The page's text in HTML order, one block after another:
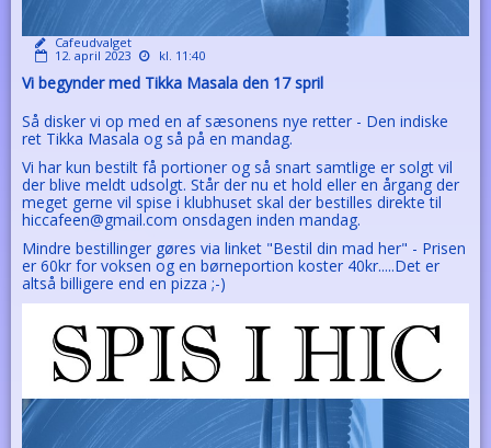
Cafeudvalget
12. april 2023
kl. 11:40
Vi begynder med Tikka Masala den 17 spril
Så disker vi op med en af sæsonens nye retter - Den indiske
ret Tikka Masala og så på en mandag.
Vi har kun bestilt få portioner og så snart samtlige er solgt vil
der blive meldt udsolgt. Står der nu et hold eller en årgang der
meget gerne vil spise i klubhuset skal der bestilles direkte til
hiccafeen@gmail.com onsdagen inden mandag.
Mindre bestillinger gøres via linket "Bestil din mad her" - Prisen
er 60kr for voksen og en børneportion koster 40kr.....Det er
altså billigere end en pizza ;-)